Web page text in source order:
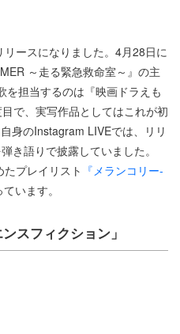
ースになりました。4月28日に
～走る緊急救命室～』の主
を担当するのは『映画ドラえも
で、実写作品としてはこれが初
身のInstagram LIVEでは、リリ
き語りで披露していました。
プレイリスト 『メランコリー-
います。
スフィクション」